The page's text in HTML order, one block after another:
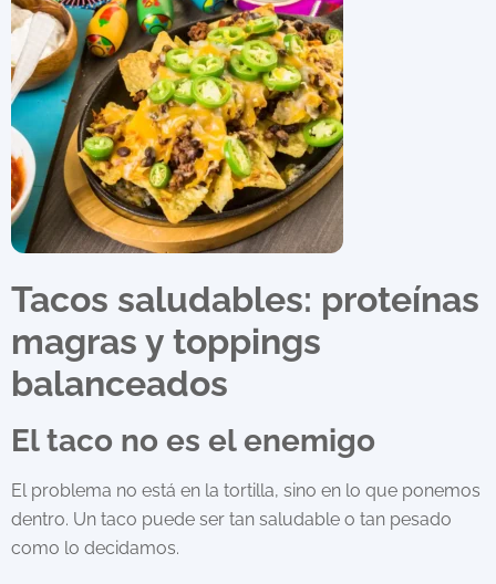
Tacos saludables: proteínas
magras y toppings
balanceados
El taco no es el enemigo
El problema no está en la tortilla, sino en lo que ponemos
dentro. Un taco puede ser tan saludable o tan pesado
como lo decidamos.